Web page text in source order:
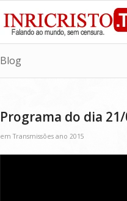
Blog
Programa do dia
emTransmissões ano 2015